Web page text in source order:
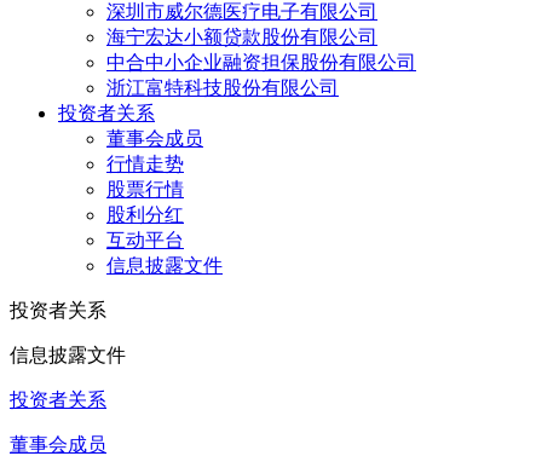
深圳市威尔德医疗电子有限公司
海宁宏达小额贷款股份有限公司
中合中小企业融资担保股份有限公司
浙江富特科技股份有限公司
投资者关系
董事会成员
行情走势
股票行情
股利分红
互动平台
信息披露文件
投资者关系
信息披露文件
投资者关系
董事会成员